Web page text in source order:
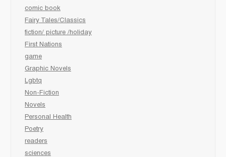
comic book
Fairy Tales/Classics
fiction/ picture /holiday
First Nations
game
Graphic Novels
Lgbtq
Non-Fiction
Novels
Personal Health
Poetry
readers
sciences